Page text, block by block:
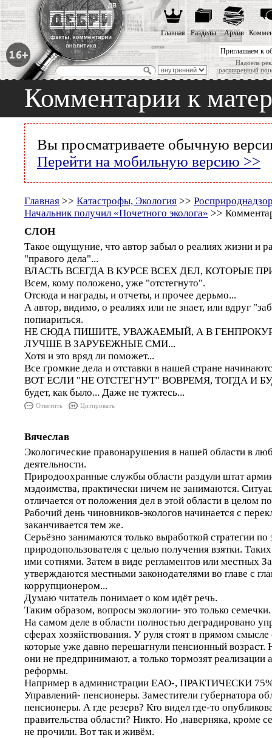
Приглашаем к
Надоела
расширенный
Главная Разделы Архив
Комментарии к
Вы просматриваете обычную
Перейти на мобильную версию >>
Главная >> Катастрофы, Экология >>
Начальник получил «Почетного эколога» >>
СЛОН
Такое ощущуние, что автор забыл о реалиях жизни и
"правого дела"...
ВЛАСТЬ ВСЕГДА В КУРСЕ ВСЕХ ДЕЛ, КОТОРЫЕ
Всем, кому положено, уже "отстегнуто".
Отсюда и награды, и отчеты, и прочее дерьмо...
А автор, видимо, о реалиях или не знает, или вдруг
попиариться.
НЕ СЮДА ПИШИТЕ, УВАЖАЕМЫЙ, А В
ЛУЧШЕ В ЗАРУБЕЖНЫЕ СМИ...
Хотя и это вряд ли поможет...
Все громкие дела и отставки в нашей стране
ВОТ ЕСЛИ "НЕ ОТСТЕГНУТ" ВОВРЕМЯ, ТОГДА И
будет, как было... Даже не тужтесь...
Ответить Цитировать
Вячеслав
Экологические правонарушения в нашей области в
деятельности.
Природоохранные службы области раздули штат
мздоимства, практически ничем не занимаются.
отличается от положения дел в этой области в целом
Рабочий день чиновников-экологов начинается с
заканчивается тем же.
Серьёзно занимаются только выработкой стратегии по
природопользователя с целью получения взятки.
ими сотнями. Затем в виде регламентов или местных
утверждаются местными законодателями во главе с
коррупционером...
Думаю читатель понимает о ком идёт речь.
Таким образом, вопросы экологии- это только семечки.
На самом деле в области полностью деградировано
сферах хозяйствования. У руля стоят в прямом
которые уже давно перешагнули пенсионный возраст.
они не предпринимают, а только тормозят реализации
реформы.
Например в администрации ЕАО-, ПРАКТИЧЕСКИ
Управлений- пенсионеры. Заместители губернатора
пенсионеры. А где резерв? Кто видел где-то
правительства области? Никто. Но ,наверняка, кроме
не прочили. Вот так и живём.